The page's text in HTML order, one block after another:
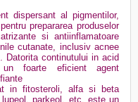
dispersant al pigmentilor,
prepararea produselor
si antiinflamatoare
cutanate, inclusiv acnee
continutului in acid
foarte eficient agent
in fitosteroli, alfa si beta
parkeol, etc, este un